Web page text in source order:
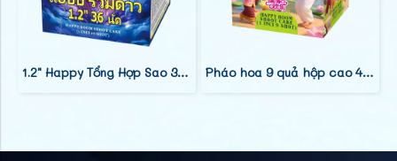
1.2" Happy Tổng Hợp Sao 36 Phát (9") Pháo hoa 9 quả hộp cao 4 inch (0.8)